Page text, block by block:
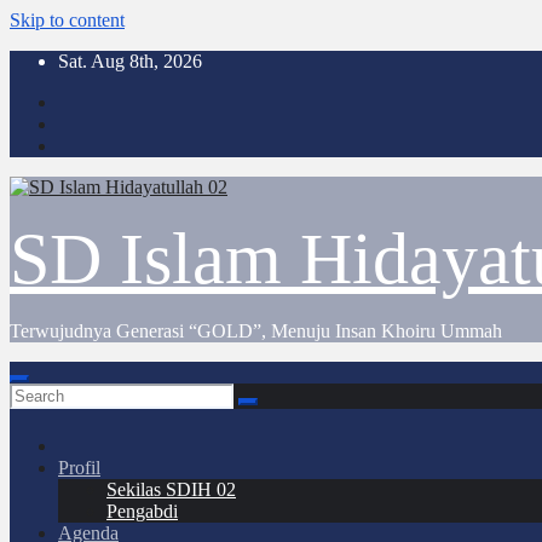
Skip to content
Sat. Aug 8th, 2026
SD Islam
Terwujudnya Generasi “GOLD”, Menuju Insan Khoiru Ummah
Profil
Sekilas SDIH 02
Pengabdi
Agenda